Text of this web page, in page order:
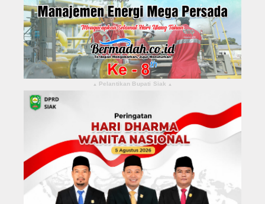
Pekanbaru
Pelalawan
Kampar
Rokan Hulu
Bengkalis
Meranti
▴ Pelantikan Bupati Siak ▴